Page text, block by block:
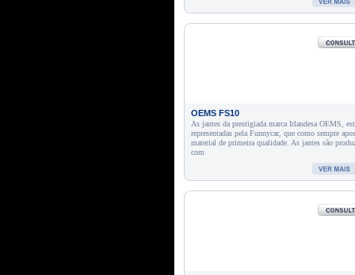
OEMS FS10
As jantes da prestigiada marca Irlandesa OEMS,
representadas pela Funnycar, que como sempre
material de primeira qualidade. As jantes são
com